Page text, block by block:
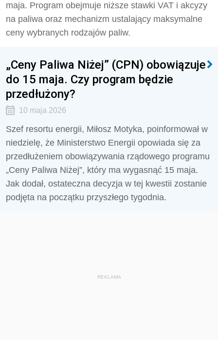
maja. Program obejmuje niższe stawki VAT i akcyzy
na paliwa oraz mechanizm ustalający maksymalne
ceny wybranych rodzajów paliw.
„Ceny Paliwa Niżej” (CPN) obowiązuje
do 15 maja. Czy program będzie
przedłużony?
10 maja 2026
Szef resortu energii, Miłosz Motyka, poinformował w
niedzielę, że Ministerstwo Energii opowiada się za
przedłużeniem obowiązywania rządowego programu
„Ceny Paliwa Niżej”, który ma wygasnąć 15 maja.
Jak dodał, ostateczna decyzja w tej kwestii zostanie
podjęta na początku przyszłego tygodnia.
REKLAMA